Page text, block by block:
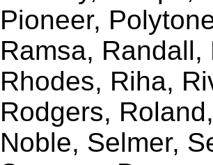
Pioneer,
Ramsa,
Rhodes, Riha,
Rodgers,
Noble, Selmer,